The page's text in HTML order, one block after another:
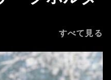
すべて見る